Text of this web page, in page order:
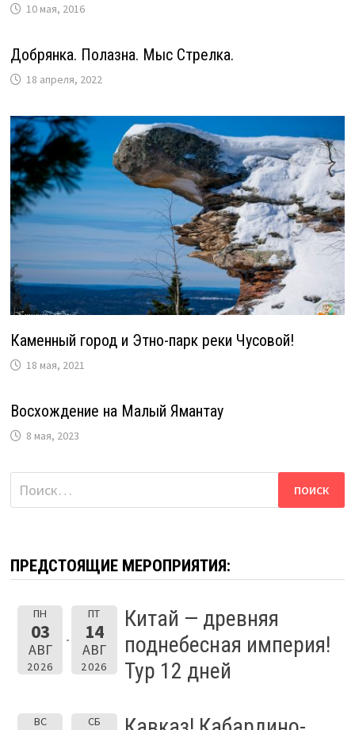
10 мая, 2016
Добрянка. Полазна. Мыс Стрелка.
18 апреля, 2022
Каменный город и Этно-парк реки Чусовой!
18 мая, 2021
Восхождение на Малый Ямантау
8 мая, 2023
Найти:
ПРЕДСТОЯЩИЕ МЕРОПРИЯТИЯ:
ПН
03
АВГ
2026
ПТ
14
АВГ
2026
Китай — древняя
поднебесная империя!
Тур 12 дней
ВС СБ